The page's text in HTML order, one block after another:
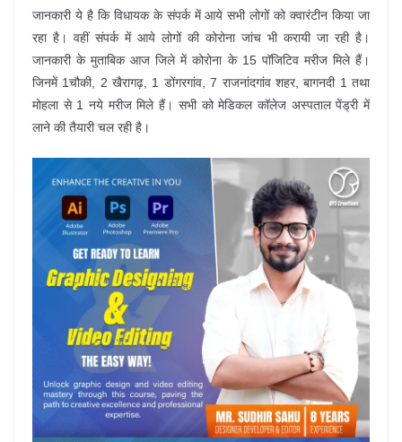
जानकारी ये है कि विधायक के संपर्क में आये सभी लोगों को क्वारंटीन किया जा
रहा है। वहीं संपर्क में आये लोगों की कोरोना जांच भी करायी जा रही है।
जानकारी के मुताबिक आज जिले में कोरोना के 15 पॉजिटिव मरीज मिले हैं।
जिनमें 1चौकी, 2 खैरागढ़, 1 डोंगरगांव, 7 राजनांदगांव शहर, बागनदी 1 तथा
मोहला से 1 नये मरीज मिले हैं। सभी को मेडिकल कॉलेज अस्पताल पेंड्री में
लाने की तैयारी चल रही है।